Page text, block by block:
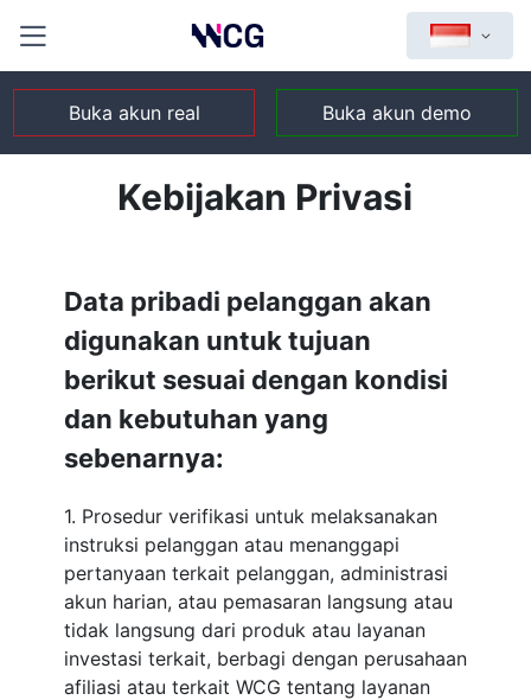
Buka akun real Buka akun demo
Kebijakan Privasi
Data pribadi pelanggan akan
digunakan untuk tujuan
berikut sesuai dengan kondisi
dan kebutuhan yang
sebenarnya:
1. Prosedur verifikasi untuk melaksanakan
instruksi pelanggan atau menanggapi
pertanyaan terkait pelanggan, administrasi
akun harian, atau pemasaran langsung atau
tidak langsung dari produk atau layanan
investasi terkait, berbagi dengan perusahaan
afiliasi atau terkait WCG tentang layanan